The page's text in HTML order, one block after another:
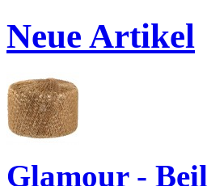
Neue Artikel
Glamour -